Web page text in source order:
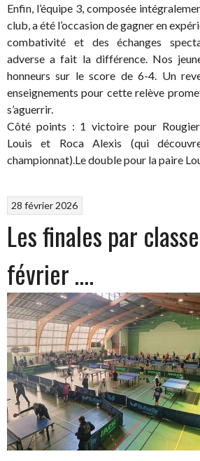
Enfin, l’équipe 3, composée
club, a été l’occasion de gagner en
combativité et des échanges
adverse a fait la différence. Nos
honneurs sur le score de 6-4. Un
enseignements pour cette relève
s’aguerrir.
Côté points : 1 victoire pour
Louis et Roca Alexis (qui
championnat).Le double pour la paire
28 février 2026
Les finales par
février ….